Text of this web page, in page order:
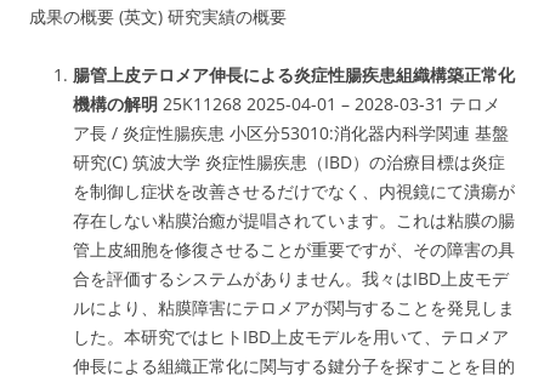
成果の概要 (英文) 研究実績の概要
腸管上皮テロメア伸長による炎症性腸疾患組織構築正常化
機構の解明 25K11268 2025-04-01 – 2028-03-31 テロメ
ア長 / 炎症性腸疾患 小区分53010:消化器内科学関連 基盤
研究(C) 筑波大学 炎症性腸疾患（IBD）の治療目標は炎症
を制御し症状を改善させるだけでなく、内視鏡にて潰瘍が
存在しない粘膜治癒が提唱されています。これは粘膜の腸
管上皮細胞を修復させることが重要ですが、その障害の具
合を評価するシステムがありません。我々はIBD上皮モデ
ルにより、粘膜障害にテロメアが関与することを発見しま
した。本研究ではヒトIBD上皮モデルを用いて、テロメア
伸長による組織正常化に関与する鍵分子を探すことを目的